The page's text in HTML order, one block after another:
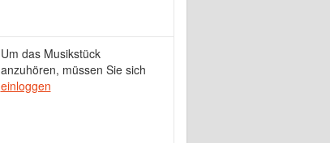
Um das Musikstück
anzuhören, müssen Sie sich
einloggen